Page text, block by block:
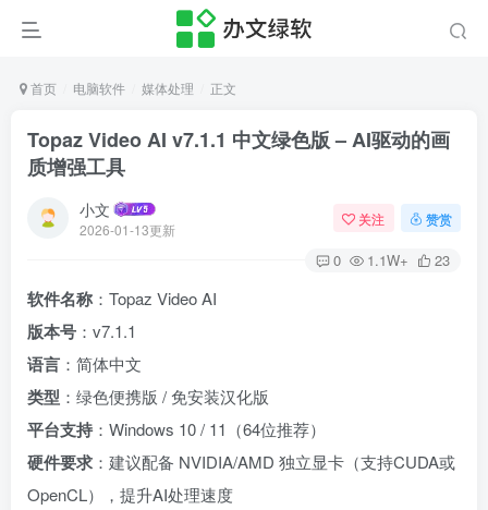
首页 电脑软件 媒体处理 正文
Topaz Video AI v7.1.1 中文绿色版 – AI驱动的画
质增强工具
小文
2026-01-13更新
关注 赞赏
0 1.1W+ 23
软件名称 ：Topaz Video AI
版本号 ：v7.1.1
语言 ：简体中文
类型 ：绿色便携版 / 免安装汉化版
平台支持：Windows 10 / 11（64位推荐）
硬件要求 ：建议配备 NVIDIA/AMD 独立显卡（支持CUDA或
OpenCL），提升AI处理速度